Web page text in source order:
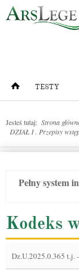
TESTY
Jesteś tutaj: Strona
DZIAŁ I . Przepisy
Pełny system
Kodeks
Dz.U.2025.0.365 t.j.-